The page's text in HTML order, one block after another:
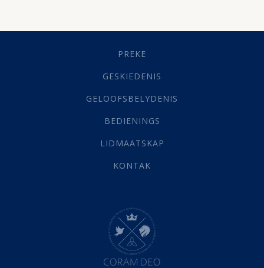
Geestelike Groei(10)
(21)
Grys Areas(4)
Lewensdoel(3)
Selfondersoek(1)
Werk(22)
(142)
Hemel (31)
Israel (14)
Millennium(1)
Oordeelsdag(19)
PREKE
GESKIEDENIS
GELOOFSBELYDENIS
BEDIENINGS
LIDMAATSKAP
KONTAK